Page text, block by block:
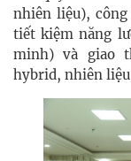
nhiên liệu),
tiết kiệm năng
minh) và giao
hybrid, nhiên